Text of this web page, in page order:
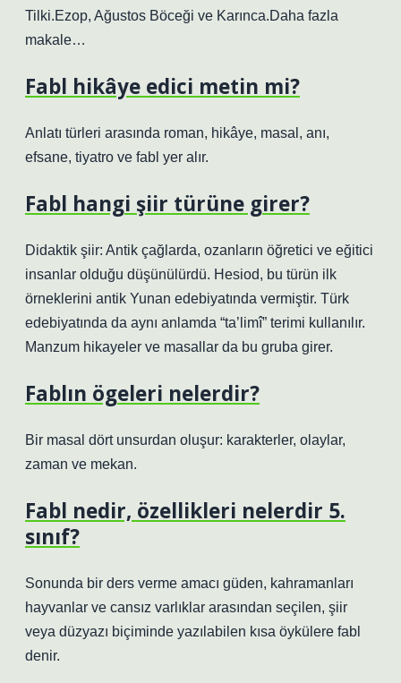
Tilki.Ezop, Ağustos Böceği ve Karınca.Daha fazla
makale…
Fabl hikâye edici metin mi?
Anlatı türleri arasında roman, hikâye, masal, anı,
efsane, tiyatro ve fabl yer alır.
Fabl hangi şiir türüne girer?
Didaktik şiir: Antik çağlarda, ozanların öğretici ve eğitici
insanlar olduğu düşünülürdü. Hesiod, bu türün ilk
örneklerini antik Yunan edebiyatında vermiştir. Türk
edebiyatında da aynı anlamda “ta’limî” terimi kullanılır.
Manzum hikayeler ve masallar da bu gruba girer.
Fablın ögeleri nelerdir?
Bir masal dört unsurdan oluşur: karakterler, olaylar,
zaman ve mekan.
Fabl nedir, özellikleri nelerdir 5.
sınıf?
Sonunda bir ders verme amacı güden, kahramanları
hayvanlar ve cansız varlıklar arasından seçilen, şiir
veya düzyazı biçiminde yazılabilen kısa öykülere fabl
denir.